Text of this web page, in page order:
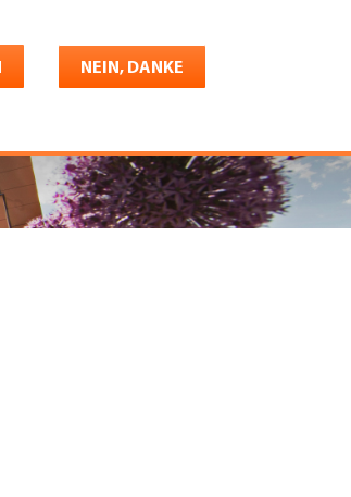
NEIN, DANKE
Konto Deutsch